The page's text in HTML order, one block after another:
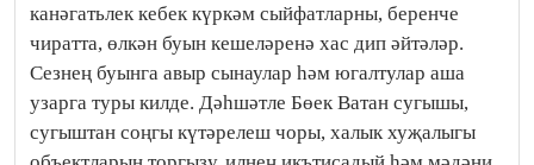
канәгатьлек кебек күркәм сыйфатларны, беренче
чиратта, өлкән буын кешеләренә хас дип әйтәләр.
Сезнең буынга авыр сынаулар һәм югалтулар аша
узарга туры килде. Дәһшәтле Бөек Ватан сугышы,
сугыштан соңгы күтәрелеш чоры, халык хуҗалыгы